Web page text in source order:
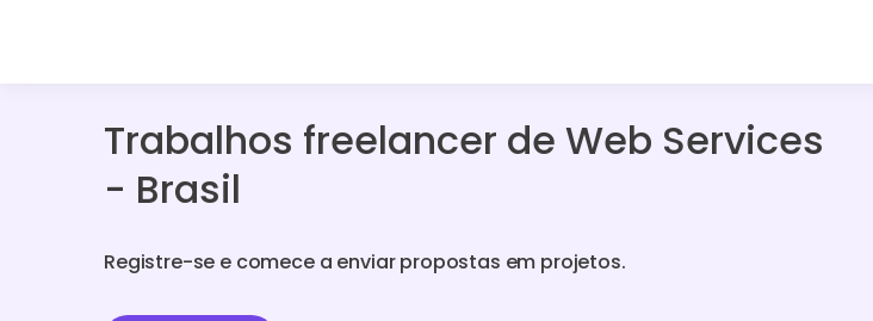
Trabalhos freelancer de Web Services
- Brasil
Registre-se e comece a enviar propostas em projetos.